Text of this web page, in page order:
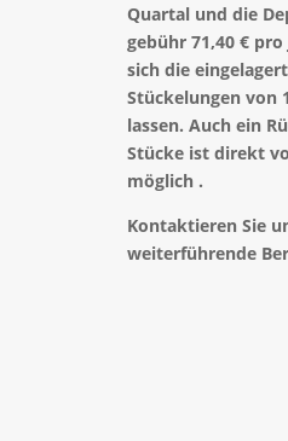
Quartal und die
gebühr 71,40 €
sich die
Stückelungen von
lassen. Auch ein
Stücke ist direkt
möglich .
Kontaktieren Sie
weiterführende